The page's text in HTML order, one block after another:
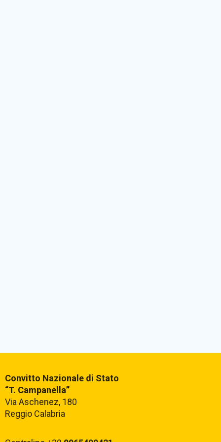
Convitto Nazionale di Stato
“T. Campanella”
Via Aschenez, 180
Reggio Calabria